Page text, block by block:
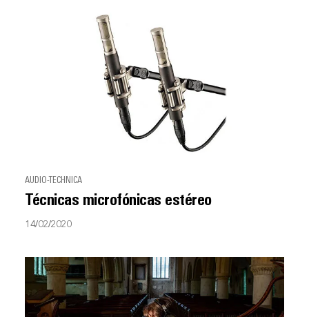
AUDIO-TECHNICA
Técnicas microfónicas estéreo
14/02/2020